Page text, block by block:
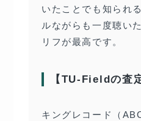
いたことでも知られ
ルながらも一度聴い
リフが最高です。
【TU-Fieldの査
キングレコード（